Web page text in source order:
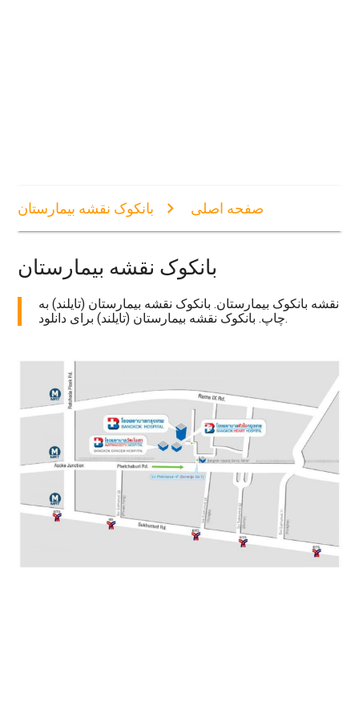
صفحه اصلی بانکوک نقشه بیمارستان
بانکوک نقشه بیمارستان
نقشه بانکوک بیمارستان. بانکوک نقشه بیمارستان (تایلند) به
چاپ. بانکوک نقشه بیمارستان (تایلند) برای دانلود.